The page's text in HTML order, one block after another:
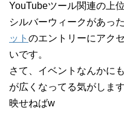
YouTubeツール関連の上
シルバーウィークがあっ
ット のエントリーにアク
いです。
さて、イベントなんかに
が広くなってる気がしま
映せねばw